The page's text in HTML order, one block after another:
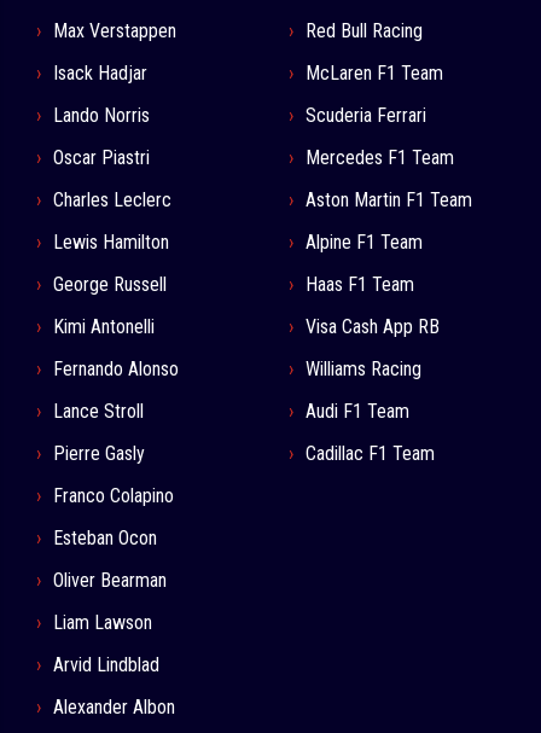
Max Verstappen
Isack Hadjar
Lando Norris
Oscar Piastri
Charles Leclerc
Lewis Hamilton
George Russell
Kimi Antonelli
Fernando Alonso
Lance Stroll
Pierre Gasly
Franco Colapino
Esteban Ocon
Oliver Bearman
Liam Lawson
Arvid Lindblad
Alexander Albon
Red Bull Racing
McLaren F1 Team
Scuderia Ferrari
Mercedes F1 Team
Aston Martin F1 Team
Alpine F1 Team
Haas F1 Team
Visa Cash App RB
Williams Racing
Audi F1 Team
Cadillac F1 Team